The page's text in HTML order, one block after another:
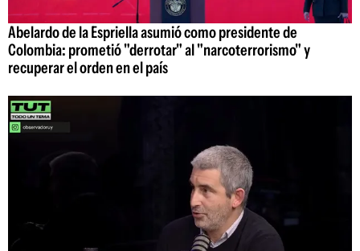
Abelardo de la Espriella asumió como presidente de
Colombia: prometió "derrotar" al "narcoterrorismo" y
recuperar el orden en el país